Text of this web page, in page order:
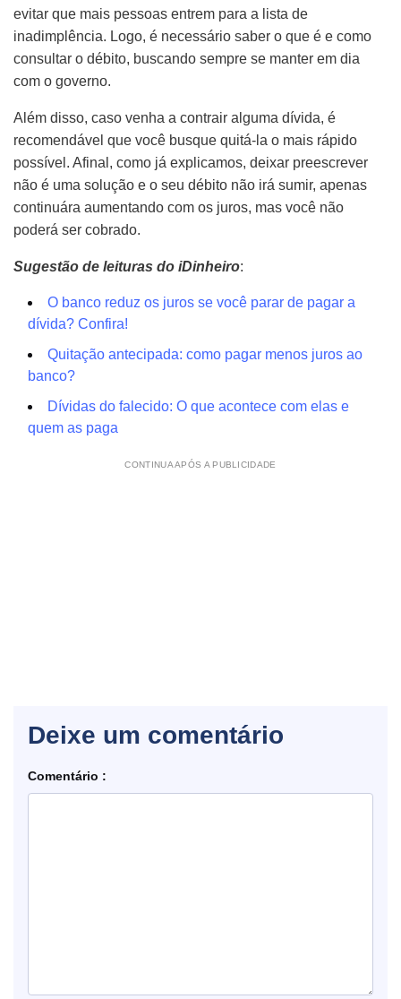
evitar que mais pessoas entrem para a lista de
inadimplência. Logo, é necessário saber o que é e como
consultar o débito, buscando sempre se manter em dia
com o governo.
Além disso, caso venha a contrair alguma dívida, é
recomendável que você busque quitá-la o mais rápido
possível. Afinal, como já explicamos, deixar preescrever
não é uma solução e o seu débito não irá sumir, apenas
continuára aumentando com os juros, mas você não
poderá ser cobrado.
Sugestão de leituras do iDinheiro:
O banco reduz os juros se você parar de pagar a
dívida? Confira!
Quitação antecipada: como pagar menos juros ao
banco?
Dívidas do falecido: O que acontece com elas e
quem as paga
CONTINUA APÓS A PUBLICIDADE
Deixe um comentário
Comentário